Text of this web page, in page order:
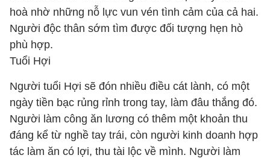
hoà nhờ những nỗ lực vun vén tình cảm của cả hai.
Người độc thân sớm tìm được đối tượng hẹn hò
phù hợp.
Tuổi Hợi
Người tuổi Hợi sẽ đón nhiều điều cát lành, có một
ngày tiền bạc rủng rỉnh trong tay, làm đâu thắng đó.
Người làm công ăn lương có thêm một khoản thu
đáng kể từ nghề tay trái, còn người kinh doanh hợp
tác làm ăn có lợi, thu tài lộc về mình. Người làm